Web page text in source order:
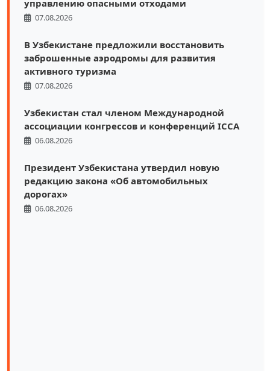
управлению опасными отходами
07.08.2026
В Узбекистане предложили восстановить
заброшенные аэродромы для развития
активного туризма
07.08.2026
Узбекистан стал членом Международной
ассоциации конгрессов и конференций ICCA
06.08.2026
Президент Узбекистана утвердил новую
редакцию закона «Об автомобильных
дорогах»
06.08.2026